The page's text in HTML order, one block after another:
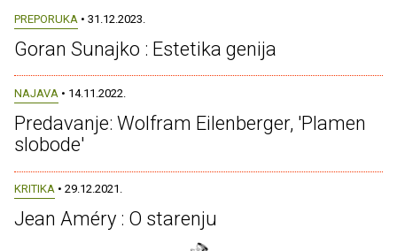
PREPORUKA • 31.12.2023.
Goran Sunajko : Estetika genija
NAJAVA • 14.11.2022.
Predavanje: Wolfram Eilenberger, 'Plamen
slobode'
KRITIKA • 29.12.2021.
Jean Améry : O starenju